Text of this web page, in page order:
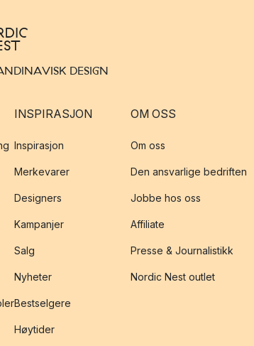
DESIGN
INSPIRASJON
Inspirasjon
Merkevarer
Designers
Kampanjer
Salg
Nyheter
Bestselgere
Høytider
OM OSS
Om oss
Den ansvarlige bedriften
Jobbe hos oss
Affiliate
Presse & Journalistikk
Nordic Nest outlet